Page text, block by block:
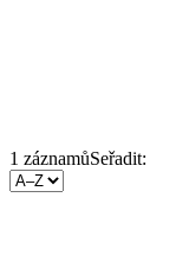
1 záznamůSeřadit: